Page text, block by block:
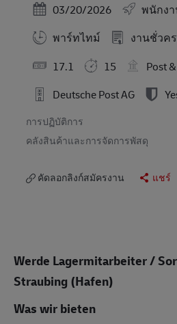
Posted Date
03/20/2026
พนักง
พาร์ทไทม์
งานชั่วค
17.1
15
Post
Deutsche Post AG
การปฏิบัติการ
คลังสินค้าและการจัดการพัสดุ
คัดลอกลิงก์สมัครงาน แชร์
Werde Lagermitarbeiter /
Straubing (Hafen)
Was wir bieten